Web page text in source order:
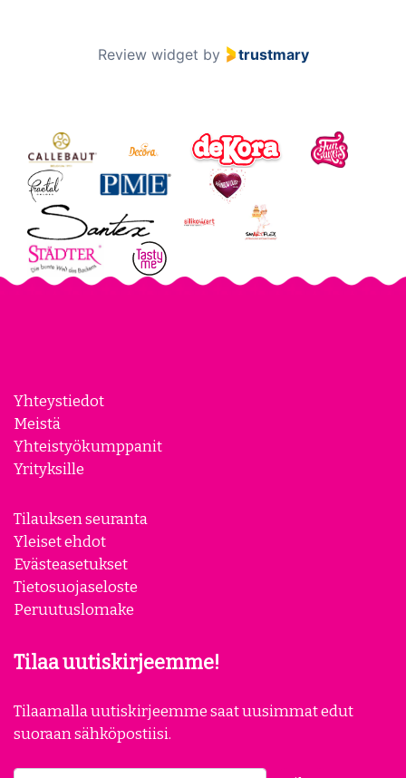
by trustmary
Yhteystiedot
Yhteistyökumppanit
Yrityksille
Tilauksen seuranta
Yleiset ehdot
Tietosuojaseloste
Tilaa uutiskirjeemme!